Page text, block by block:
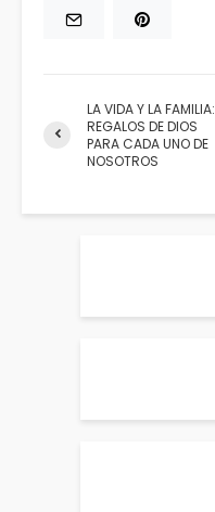
LA VIDA Y LA FAMILIA:
REGALOS DE DIOS
PARA CADA UNO DE
NOSOTROS